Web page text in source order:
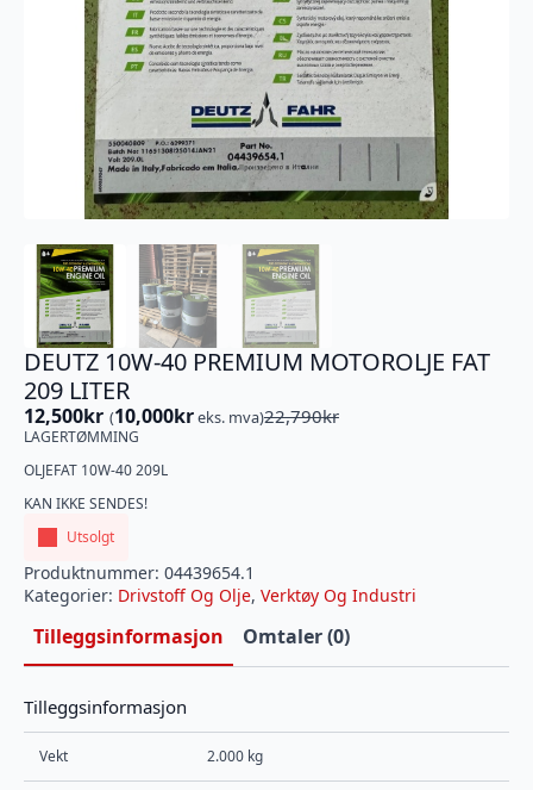
DEUTZ 10W-40 PREMIUM MOTOROLJE FAT
209 LITER
22,790kr
Opprinnelig
pris
var:
22,790kr.
12,500kr
Nåværende
pris
er:
12,500kr.
(10,000kreks. mva)
LAGERTØMMING
OLJEFAT 10W-40 209L
KAN IKKE SENDES!
Utsolgt
Produktnummer: 04439654.1
Kategorier: Drivstoff Og Olje, Verktøy Og Industri
Tilleggsinformasjon Omtaler (0)
Tilleggsinformasjon
Vekt 2.000 kg